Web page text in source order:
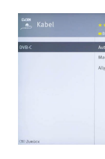
–
so
geht’s